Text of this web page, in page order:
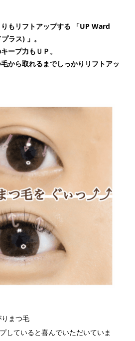
もリフトアップする
「UP Ward
ラス) 」。
ープ力もＵＰ。
から取れるまでしっかりリフトアッ
まつ毛
していると喜んでいただいていま